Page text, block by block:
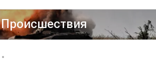
Происшествия